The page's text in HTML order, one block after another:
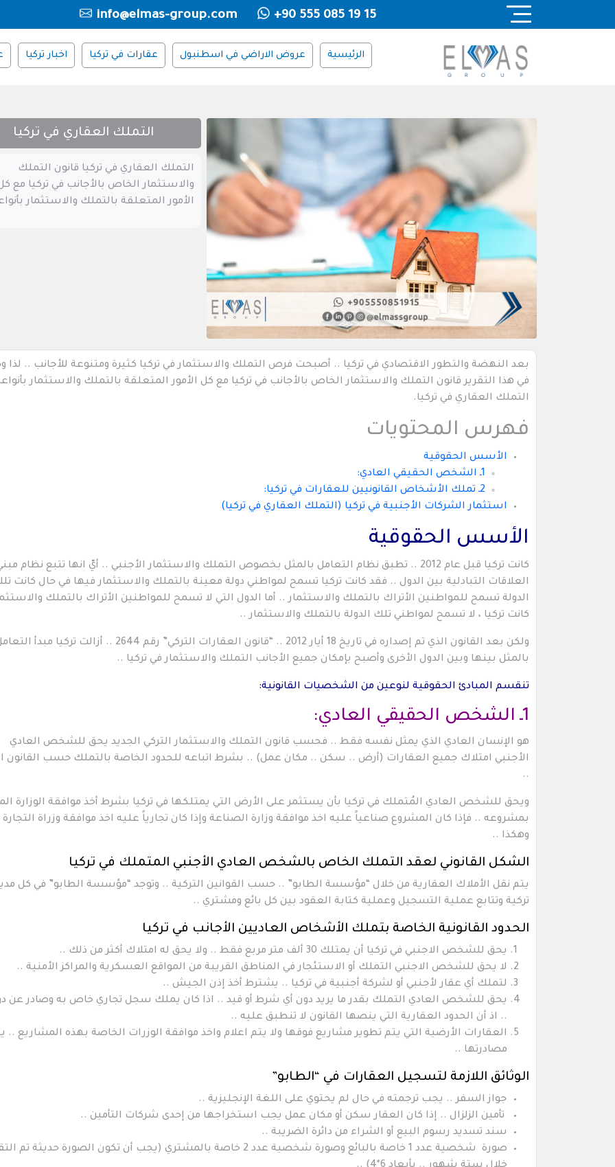
+90 555 085 19 15
info@elmas-group.com
الرئيسية عروض الاراضي في اسطنبول عقارات في تركيا اخبار تركيا
التملك العقاري في تركيا
التملك العقاري في تركيا قانون التملك
والاستثمار الخاص بالأجانب في تركيا مع
الأمور المتعلقة بالتملك والاستثمار
بعد النهضة والتطور الاقتصادي في تركيا .. أصبحت فرص التملك والاستثمار في تركيا كثيرة ومتنوعة للأجانب .. لذا
في هذا التقرير قانون التملك والاستثمار الخاص بالأجانب في تركيا مع كل الأمور المتعلقة بالتملك والاستثمار
التملك العقاري في تركيا.
فهرس المحتويات
الأسس الحقوقية
1ـ الشخص الحقيقي العادي:
2ـ تملك الأشخاص القانونيين للعقارات في تركيا:
استثمار الشركات الأجنبية في تركيا (التملك العقاري في تركيا)
الأسس الحقوقية
كانت تركيا قبل عام 2012 .. تطبق نظام التعامل بالمثل بخصوص التملك والاستثمار الأجنبي .. أيّ انها تتبع نظام
العلاقات التبادلية بين الدول .. فقد كانت تركيا تسمح لمواطني دولة معينة بالتملك والاستثمار فيها في حال كانت
الدولة تسمح للمواطنين الأتراك بالتملك والاستثمار .. أما الدول التي لا تسمح للمواطنين الأتراك بالتملك
كانت تركيا ، لا تسمح لمواطني تلك الدولة بالتملك والاستثمار ..
ولكن بعد القانون الذي تم إصداره في تاريخ 18 أيار 2012 .. “قانون العقارات التركي” رقم 2644 .. أزالت تركيا مبدأ
بالمثل بينها وبين الدول الأخرى وأصبح بإمكان جميع الأجانب التملك والاستثمار في تركيا ..
تنقسم المبادئ الحقوقية لنوعين من الشخصيات القانونية:
1ـ الشخص الحقيقي العادي:
هو الإنسان العادي الذي يمثل نفسه فقط .. فحسب قانون التملك والاستثمار التركي الجديد يحق للشخص العادي
الأجنبي امتلاك جميع العقارات (أرض .. سكن .. مكان عمل) .. بشرط اتباعه للحدود الخاصة بالتملك حسب القانون
..
ويحق للشخص العادي المُتملك في تركيا بأن يستثمر على الأرض التي يمتلكها في تركيا بشرط أخذ موافقة الوزارة
بمشروعه .. فإذا كان المشروع صناعياً عليه اخذ موافقة وزارة الصناعة وإذا كان تجارياً عليه اخذ موافقة وزراة التجارة
وهكذا ..
الشكل القانوني لعقد التملك الخاص بالشخص العادي الأجنبي المتملك في تركيا
يتم نقل الأملاك العقارية من خلال “مؤسسة الطابو” .. حسب القوانين التركية .. وتوجد “مؤسسة الطابو” في كل
تركية وتتابع عملية التسجيل وعملية كتابة العقود بين كل بائع ومشتري ..
الحدود القانونية الخاصة بتملك الأشخاص العاديين الأجانب في تركيا
يحق للشخص الاجنبي في تركيا أن يمتلك 30 ألف متر مربع فقط .. ولا يحق له امتلاك أكثر من ذلك ..
لا يحق للشخص الاجنبي التملك أو الاستئجار في المناطق القريبة من المواقع العسكرية والمراكز الأمنية ..
لتملك أي عقار لأجنبي أو لشركة أجنبية في تركيا .. يشترط أخذ إذن الجيش ..
يحق للشخص العادي التملك بقدر ما يريد دون أي شرط أو قيد .. اذا كان يملك سجل تجاري خاص به وصادر عن
.. اذ أن الحدود العقارية التي ينصها القانون لا تنطبق عليه ..
العقارات الأرضية التي يتم تطوير مشاريع فوقها ولا يتم اعلام واخذ موافقة الوزرات الخاصة بهذه المشاريع ..
مصادرتها ..
الوثائق اللازمة لتسجيل العقارات في “الطابو”
جواز السفر .. يجب ترجمته في حال لم يحتوي على اللغة الإنجليزية ..
تأمين الزلزال .. إذا كان العقار سكن أو مكان عمل يجب استخراجها من إحدى شركات التأمين ..
سند تسديد رسوم البيع أو الشراء من دائرة الضريبة ..
صورة شخصية عدد 1 خاصة بالبائع وصورة شخصية عدد 2 خاصة بالمشتري (يجب أن تكون الصورة حديثة